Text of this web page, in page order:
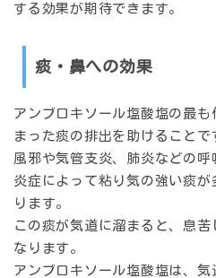
する効果が期待できます。
痰・鼻への効果
アンブロキソール塩酸塩の最
まった痰の排出を助けることで
風邪や気管支炎、肺炎などの
炎症によって粘り気の強い痰
ります。
この痰が気道に溜まると、息
なります。
アンブロキソール塩酸塩は、気